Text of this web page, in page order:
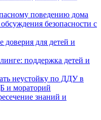
поведению дома
безопасности с
для детей и
поддержка детей и
неустойку по ДДУ в
и мораторий
знаний и